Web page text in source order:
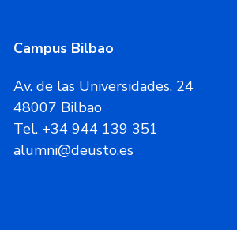
Campus Bilbao
Av. de las Universidades, 24
48007 Bilbao
Tel. +34 944 139 351
alumni@deusto.es